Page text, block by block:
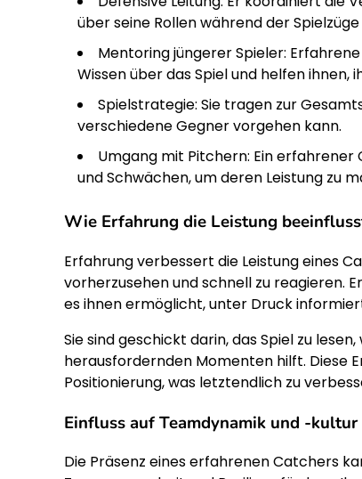
über seine Rollen während der
Mentoring jüngerer Spieler:
Wissen über das Spiel und helfen ihnen,
Spielstrategie: Sie tragen zur
verschiedene Gegner vorgehen kann.
Umgang mit Pitchern: Ein
und Schwächen, um deren Leistung zu
Wie Erfahrung die Leistung
Erfahrung verbessert die Leistung eines
vorherzusehen und schnell zu reagieren.
es ihnen ermöglicht, unter Druck
Sie sind geschickt darin, das Spiel zu
herausfordernden Momenten hilft. Diese
Positionierung, was letztendlich zu
Einfluss auf Teamdynamik und -kultur
Die Präsenz eines erfahrenen Catchers